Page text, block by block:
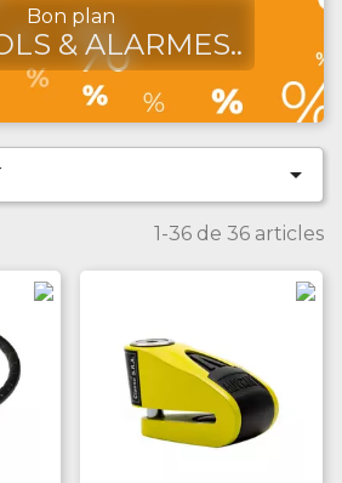
Bon plan
& ALARMES..

1-36 de 36 articles